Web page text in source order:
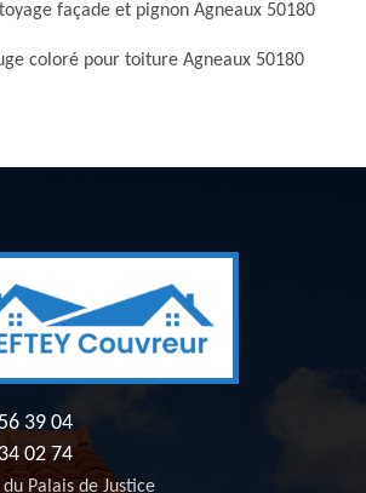
façade et pignon Agneaux 50180
coloré pour toiture Agneaux 50180
39 04
02 74
du Palais de Justice